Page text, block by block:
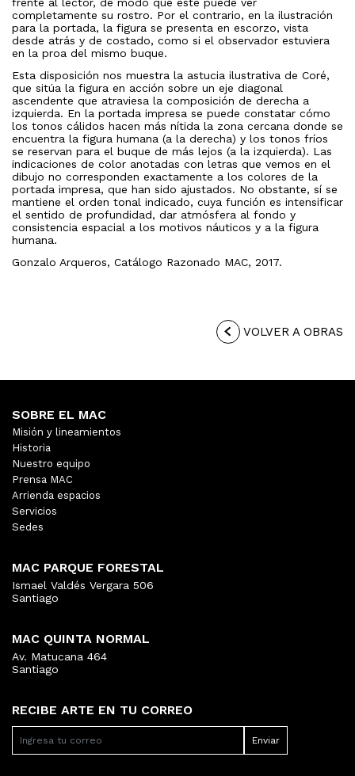
completamente su rostro. Por el contrario, en la ilustración
para la portada, la figura se presenta en escorzo, vista
desde atrás y de costado, como si el observador estuviera
en la proa del mismo buque.
Esta disposición nos muestra la astucia ilustrativa de Coré,
que sitúa la figura en acción sobre un eje diagonal
ascendente que atraviesa la composición de derecha a
izquierda. En la portada impresa se puede constatar cómo
los tonos cálidos hacen más nítida la zona cercana donde se
encuentra la figura humana (a la derecha) y los tonos fríos
se reservan para el buque de más lejos (a la izquierda). Las
indicaciones de color anotadas con letras que vemos en el
dibujo no corresponden exactamente a los colores de la
portada impresa, que han sido ajustados. No obstante, sí se
mantiene el orden tonal indicado, cuya función es intensificar
el sentido de profundidad, dar atmósfera al fondo y
consistencia espacial a los motivos náuticos y a la figura
humana.
Gonzalo Arqueros, Catálogo Razonado MAC, 2017.
VOLVER A OBRAS
RECIBE ARTE EN TU CORREO
SOBRE EL MAC
Misión y lineamientos
Historia
Nuestro equipo
Prensa MAC
Arrienda espacios
Servicios
Sedes
MAC PARQUE FORESTAL
Ismael Valdés Vergara 506
Santiago
MAC QUINTA NORMAL
Av. Matucana 464
Santiago